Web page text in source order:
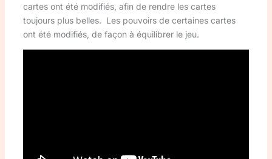
cartes ont été modifiés, afin de rendre les cartes
toujours plus belles. Les pouvoirs de certaines cartes
ont été modifiés, de façon à équilibrer le jeu.